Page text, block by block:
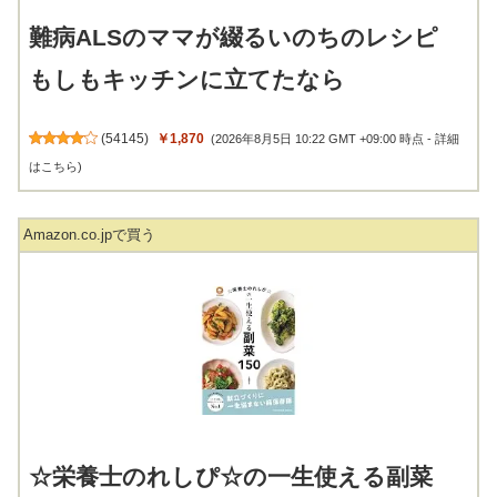
難病ALSのママが綴るいのちのレシピ
もしもキッチンに立てたなら
(54145) ￥1,870 (2026年8月5日 10:22 GMT +09:00 時点 -詳細
はこちら)
Amazon.co.jpで買う
☆栄養士のれしぴ☆の一生使える副菜